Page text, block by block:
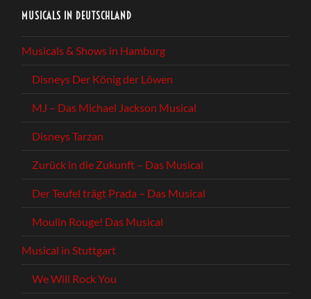
MUSICALS IN DEUTSCHLAND
Musicals & Shows in Hamburg
Disneys Der König der Löwen
MJ – Das Michael Jackson Musical
Disneys Tarzan
Zurück in die Zukunft – Das Musical
Der Teufel trägt Prada – Das Musical
Moulin Rouge! Das Musical
Musical in Stuttgart
We Will Rock You